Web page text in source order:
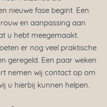
nieuwe fase begint. Een
en aanpassing aan
u hebt meegemaakt.
er nog veel praktische
geregeld. Een paar weken
nemen wij contact op om
u hierbij kunnen helpen.